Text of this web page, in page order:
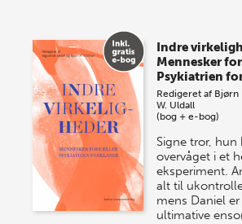
Indre
Mennesker
Psykiatrien
Redigeret af Bjørn
W. Uldall
(bog + e-bog)
Signe tror, hun
overvåget i et
eksperiment.
alt til
mens Daniel
ultimative